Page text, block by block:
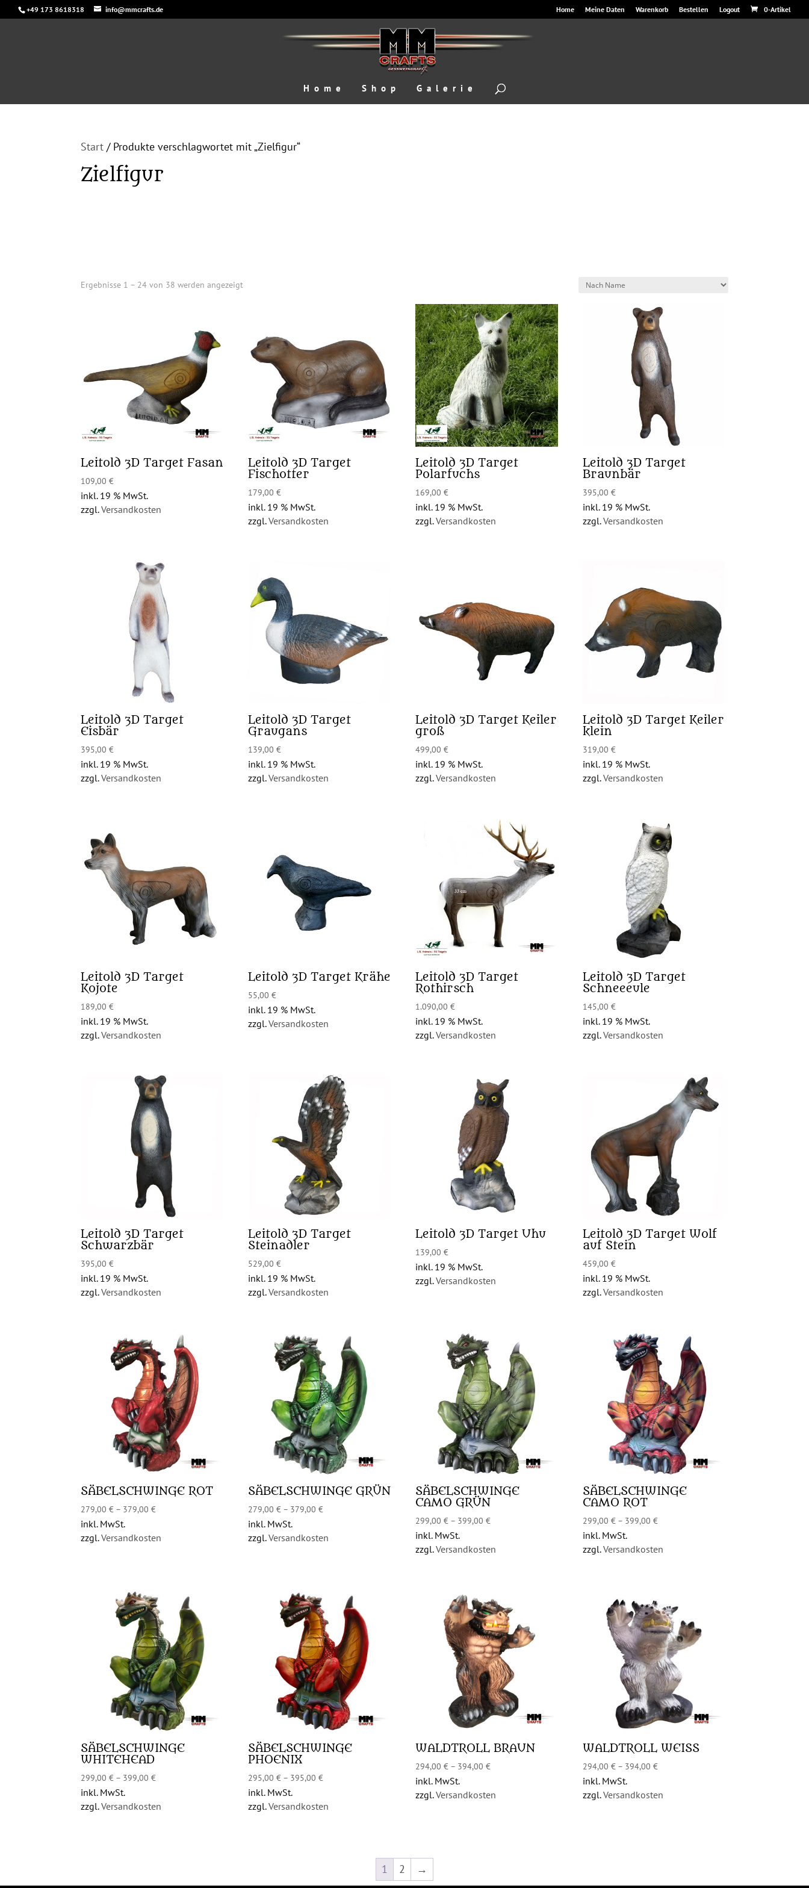
+49 173 8618318 info@mmcrafts.de Home Meine Daten Warenkorb Bestellen Logout 0-Artikel
Home Shop Galerie
Start / Produkte verschlagwortet mit „Zielfigur“
Zielfigur
Ergebnisse 1 – 24 von 38 werden angezeigt
Leitold 3D Target Fasan
109,00€
inkl. 19 % MwSt.
zzgl.Versandkosten
Leitold 3D Target
Fischotter
179,00€
inkl. 19 % MwSt.
zzgl.Versandkosten
Leitold 3D Target
Polarfuchs
169,00€
inkl. 19 % MwSt.
zzgl.Versandkosten
Leitold 3D Target
Braunbär
395,00€
inkl. 19 % MwSt.
zzgl.Versandkosten
Leitold 3D Target
Eisbär
395,00€
inkl. 19 % MwSt.
zzgl.Versandkosten
Leitold 3D Target
Graugans
139,00€
inkl. 19 % MwSt.
zzgl.Versandkosten
Leitold 3D Target Keiler
groß
499,00€
inkl. 19 % MwSt.
zzgl.Versandkosten
Leitold 3D Target Keiler
klein
319,00€
inkl. 19 % MwSt.
zzgl.Versandkosten
Leitold 3D Target
Kojote
189,00€
inkl. 19 % MwSt.
zzgl.Versandkosten
Leitold 3D Target Krähe
55,00€
inkl. 19 % MwSt.
zzgl.Versandkosten
Leitold 3D Target
Rothirsch
1.090,00€
inkl. 19 % MwSt.
zzgl.Versandkosten
Leitold 3D Target
Schneeeule
145,00€
inkl. 19 % MwSt.
zzgl.Versandkosten
Leitold 3D Target
Schwarzbär
395,00€
inkl. 19 % MwSt.
zzgl.Versandkosten
Leitold 3D Target
Steinadler
529,00€
inkl. 19 % MwSt.
zzgl.Versandkosten
Leitold 3D Target Uhu
139,00€
inkl. 19 % MwSt.
zzgl.Versandkosten
Leitold 3D Target Wolf
auf Stein
459,00€
inkl. 19 % MwSt.
zzgl.Versandkosten
SÄBELSCHWINGE ROT
279,00€ – 379,00€
inkl. MwSt.
zzgl.Versandkosten
SÄBELSCHWINGE GRÜN
279,00€ – 379,00€
inkl. MwSt.
zzgl.Versandkosten
SÄBELSCHWINGE
CAMO GRÜN
299,00€ – 399,00€
inkl. MwSt.
zzgl.Versandkosten
SÄBELSCHWINGE
CAMO ROT
299,00€ – 399,00€
inkl. MwSt.
zzgl.Versandkosten
SÄBELSCHWINGE
WHITEHEAD
299,00€ – 399,00€
inkl. MwSt.
zzgl.Versandkosten
SÄBELSCHWINGE
PHOENIX
295,00€ – 395,00€
inkl. MwSt.
zzgl.Versandkosten
WALDTROLL BRAUN
294,00€ – 394,00€
inkl. MwSt.
zzgl.Versandkosten
WALDTROLL WEISS
294,00€ – 394,00€
inkl. MwSt.
zzgl.Versandkosten
1 2 →